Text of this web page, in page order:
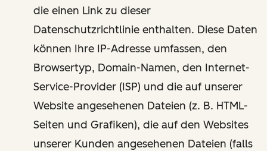
die einen Link zu dieser
Datenschutzrichtlinie enthalten. Diese Daten
können Ihre IP-Adresse umfassen, den
Browsertyp, Domain-Namen, den Internet-
Service-Provider (ISP) und die auf unserer
Website angesehenen Dateien (z. B. HTML-
Seiten und Grafiken), die auf den Websites
unserer Kunden angesehenen Dateien (falls